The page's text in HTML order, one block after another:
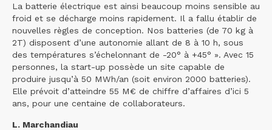
La batterie électrique est ainsi beaucoup moins sensible au
froid et se décharge moins rapidement. Il a fallu établir de
nouvelles règles de conception. Nos batteries (de 70 kg à
2T) disposent d’une autonomie allant de 8 à 10 h, sous
des températures s’échelonnant de -20° à +45° ». Avec 15
personnes, la start-up possède un site capable de
produire jusqu’à 50 MWh/an (soit environ 2000 batteries).
Elle prévoit d’atteindre 55 M€ de chiffre d’affaires d’ici 5
ans, pour une centaine de collaborateurs.
L. Marchandiau